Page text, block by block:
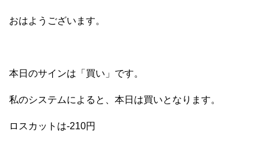
おはようございます。
本日のサインは「買い」です。
私のシステムによると、本日は買いとなります。
ロスカットは-210円